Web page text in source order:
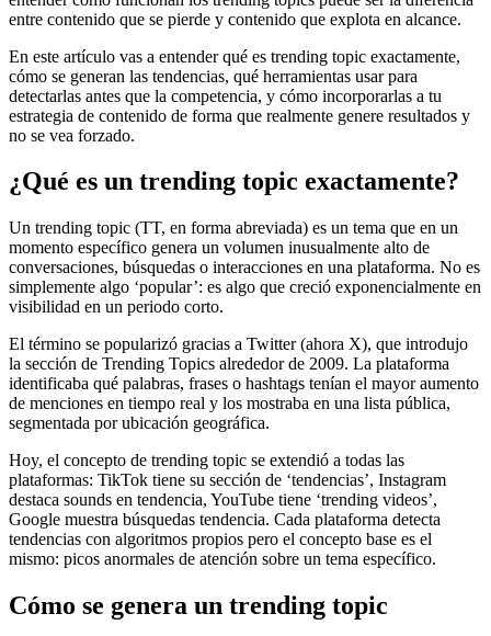
entre contenido que se pierde y contenido que explota en alcance.
En este artículo vas a entender qué es trending topic exactamente,
cómo se generan las tendencias, qué herramientas usar para
detectarlas antes que la competencia, y cómo incorporarlas a tu
estrategia de contenido de forma que realmente genere resultados y
no se vea forzado.
¿Qué es un trending topic exactamente?
Un trending topic (TT, en forma abreviada) es un tema que en un
momento específico genera un volumen inusualmente alto de
conversaciones, búsquedas o interacciones en una plataforma. No es
simplemente algo ‘popular’: es algo que creció exponencialmente en
visibilidad en un periodo corto.
El término se popularizó gracias a Twitter (ahora X), que introdujo
la sección de Trending Topics alrededor de 2009. La plataforma
identificaba qué palabras, frases o hashtags tenían el mayor aumento
de menciones en tiempo real y los mostraba en una lista pública,
segmentada por ubicación geográfica.
Hoy, el concepto de trending topic se extendió a todas las
plataformas: TikTok tiene su sección de ‘tendencias’, Instagram
destaca sounds en tendencia, YouTube tiene ‘trending videos’,
Google muestra búsquedas tendencia. Cada plataforma detecta
tendencias con algoritmos propios pero el concepto base es el
mismo: picos anormales de atención sobre un tema específico.
Cómo se genera un trending topic